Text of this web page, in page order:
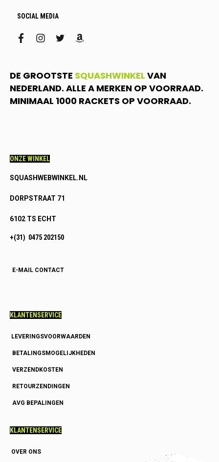
SOCIAL MEDIA
facebookinstagram
twitteramazon
DE GROOTSTE SQUASHWINKEL VAN
NEDERLAND. ALLE A MERKEN OP VOORRAAD.
MINIMAAL 1000 RACKETS OP VOORRAAD.
ONZE WINKEL
SQUASHWEBWINKEL.NL
DORPSTRAAT 71
6102 TS ECHT
+(31) 0475 202150
E-MAIL CONTACT
KLANTENSERVICE
LEVERINGSVOORWAARDEN
BETALINGSMOGELIJKHEDEN
VERZENDKOSTEN
RETOURZENDINGEN
AVG BEPALINGEN
KLANTENSERVICE
OVER ONS